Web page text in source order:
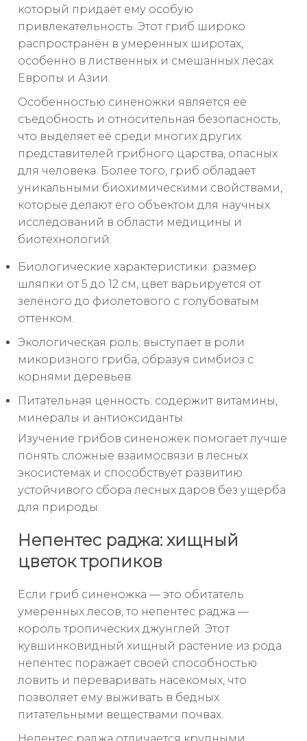
который придаёт ему особую
привлекательность. Этот гриб широко
распространён в умеренных широтах,
особенно в лиственных и смешанных лесах
Европы и Азии.
Особенностью синеножки является её
съедобность и относительная безопасность,
что выделяет её среди многих других
представителей грибного царства, опасных
для человека. Более того, гриб обладает
уникальными биохимическими свойствами,
которые делают его объектом для научных
исследований в области медицины и
биотехнологий.
Биологические характеристики: размер
шляпки от 5 до 12 см, цвет варьируется от
зелёного до фиолетового с голубоватым
оттенком.
Экологическая роль: выступает в роли
микоризного гриба, образуя симбиоз с
корнями деревьев.
Питательная ценность: содержит витамины,
минералы и антиоксиданты.
Изучение грибов синеножек помогает лучше
понять сложные взаимосвязи в лесных
экосистемах и способствует развитию
устойчивого сбора лесных даров без ущерба
для природы.
Непентес раджа: хищный
цветок тропиков
Если гриб синеножка — это обитатель
умеренных лесов, то непентес раджа —
король тропических джунглей. Этот
кувшинковидный хищный растение из рода
непентес поражает своей способностью
ловить и переваривать насекомых, что
позволяет ему выживать в бедных
питательными веществами почвах.